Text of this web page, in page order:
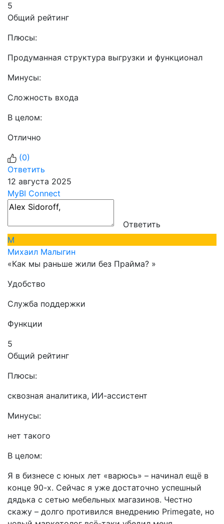
5
Общий рейтинг
Плюсы:
Продуманная структура выгрузки и функционал
Минусы:
Сложность входа
В целом:
Отлично
(0)
Ответить
12 августа 2025
MyBI Connect
Ответить
М
Михаил Малыгин
«Как мы раньше жили без Прайма? »
Удобство
Служба поддержки
Функции
5
Общий рейтинг
Плюсы:
сквозная аналитика, ИИ-ассистент
Минусы:
нет такого
В целом:
Я в бизнесе с юных лет «варюсь» – начинал ещё в
конце 90-х. Сейчас я уже достаточно успешный
дядька с сетью мебельных магазинов. Честно
скажу – долго противился внедрению Primegate, но